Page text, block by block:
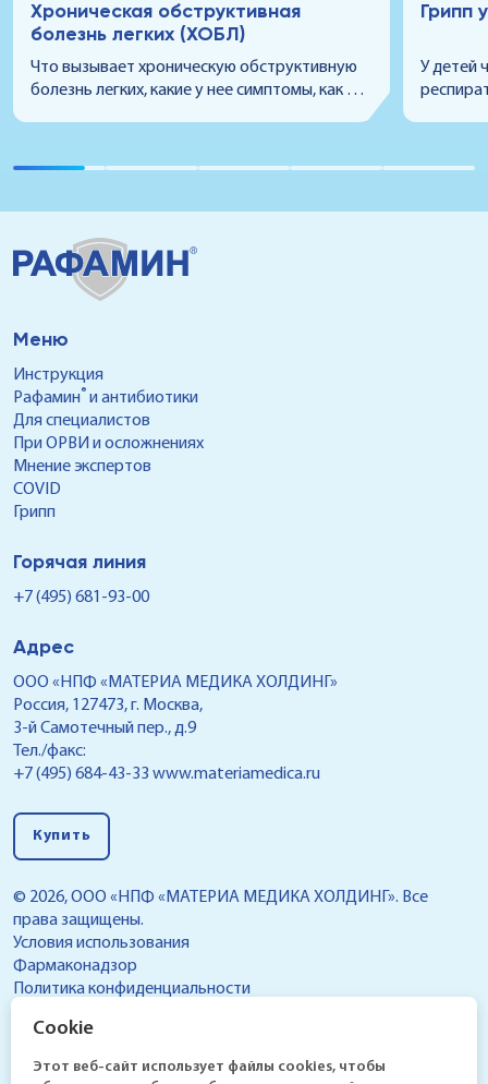
Хроническая обструктивная
болезнь легких (ХОБЛ)
Что вызывает хроническую обструктивную
болезнь легких, какие у нее симптомы, как ее
Грипп
У детей
Меню
Инструкция
Рафамин® и антибиотики
Для специалистов
При ОРВИ и осложнениях
Мнение экспертов
COVID
Грипп
Горячая линия
+7 (495) 681-93-00
Адрес
ООО «НПФ «МАТЕРИА МЕДИКА ХОЛДИНГ»
Россия, 127473, г. Москва,
3-й Самотечный пер., д.9
Тел./факс:
+7 (495) 684-43-33 www.materiamedica.ru
Купить
© 2026, ООО «НПФ «МАТЕРИА МЕДИКА ХОЛДИНГ». Все
права защищены.
Условия использования
Фармаконадзор
Политика конфиденциальности
разрешенных субъектом персональных данных для
распространения
Cookie
Этот веб-сайт использует файлы cookies, чтобы